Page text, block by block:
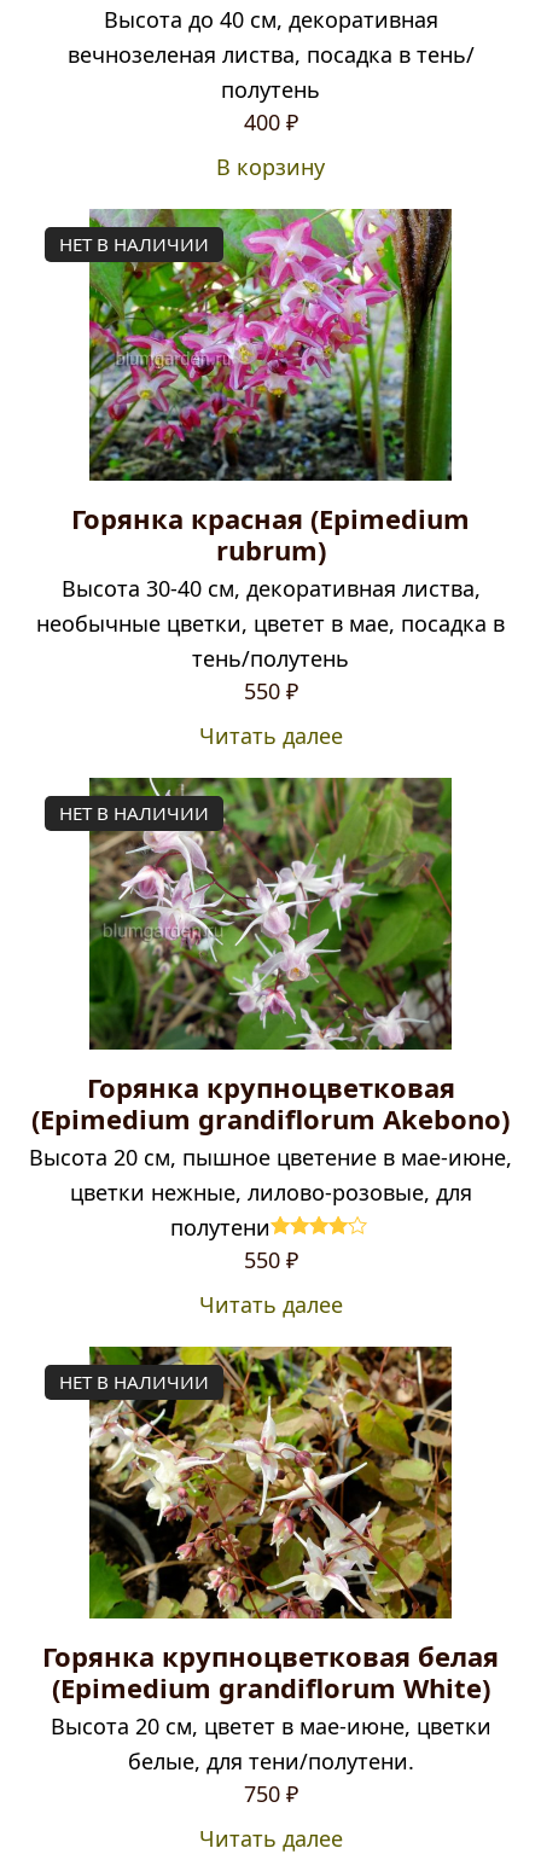
Высота до 40 см, декоративная
вечнозеленая листва, посадка в тень/
полутень
400 ₽
В корзину
НЕТ В НАЛИЧИИ
Горянка красная (Epimedium
rubrum)
Высота 30-40 см, декоративная листва,
необычные цветки, цветет в мае, посадка в
тень/полутень
550 ₽
Читать далее
НЕТ В НАЛИЧИИ
Горянка крупноцветковая
(Epimedium grandiflorum Akebono)
Высота 20 см, пышное цветение в мае-июне,
цветки нежные, лилово-розовые, для
полутени
Оценка
4.00
550 ₽
Читать далее
НЕТ В НАЛИЧИИ
Горянка крупноцветковая белая
(Epimedium grandiflorum White)
Высота 20 см, цветет в мае-июне, цветки
белые, для тени/полутени.
750 ₽
Читать далее